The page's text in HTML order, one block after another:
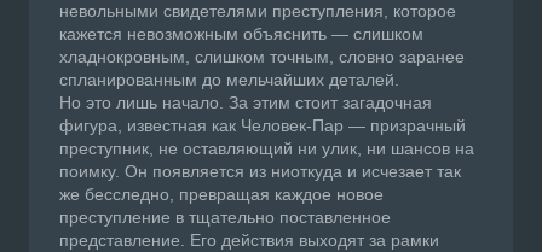
невольными свидетелями преступления, которое
кажется невозможным объяснить — слишком
хладнокровным, слишком точным, словно заранее
спланированным до мельчайших деталей.
Но это лишь начало. За этим стоит загадочная
фигура, известная как Человек-Пар — призрачный
преступник, не оставляющий ни улик, ни шансов на
поимку. Он появляется из ниоткуда и исчезает так
же бесследно, превращая каждое новое
преступление в тщательно поставленное
представление. Его действия выходят за рамки